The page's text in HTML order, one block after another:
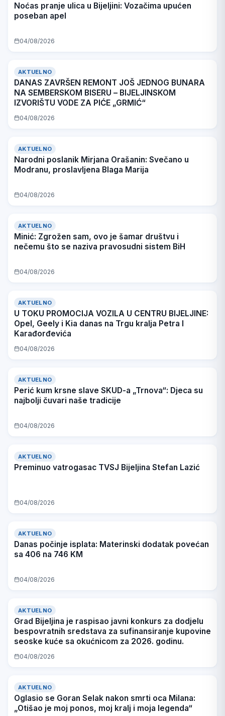
Noćas pranje ulica u Bijeljini: Vozačima upućen
poseban apel
04/08/2026
AKTUELNO
DANAS ZAVRŠEN REMONT JOŠ JEDNOG BUNARA
NA SEMBERSKOM BISERU – BIJELJINSKOM
IZVORIŠTU VODE ZA PIĆE „GRMIĆ“
04/08/2026
AKTUELNO
Narodni poslanik Mirjana Orašanin: Svečano u
Modranu, proslavljena Blaga Marija
04/08/2026
AKTUELNO
Minić: Zgrožen sam, ovo je šamar društvu i
nečemu što se naziva pravosudni sistem BiH
04/08/2026
AKTUELNO
U TOKU PROMOCIJA VOZILA U CENTRU BIJELJINE:
Opel, Geely i Kia danas na Trgu kralja Petra I
Karađorđevića
04/08/2026
AKTUELNO
Perić kum krsne slave SKUD-a „Trnova“: Djeca su
najbolji čuvari naše tradicije
04/08/2026
AKTUELNO
Preminuo vatrogasac TVSJ Bijeljina Stefan Lazić
04/08/2026
AKTUELNO
Danas počinje isplata: Materinski dodatak povećan
sa 406 na 746 KM
04/08/2026
AKTUELNO
Grad Bijeljina je raspisao javni konkurs za dodjelu
bespovratnih sredstava za sufinansiranje kupovine
seoske kuće sa okućnicom za 2026. godinu.
04/08/2026
AKTUELNO
Oglasio se Goran Selak nakon smrti oca Milana:
„Otišao je moj ponos, moj kralj i moja legenda“